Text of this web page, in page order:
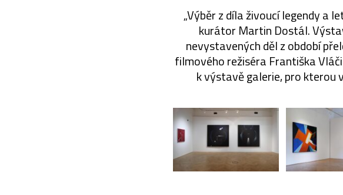
„Výběr z díla živoucí legendy a
kurátor Martin Dostál.
nevystavených děl z období
filmového režiséra Františka
k výstavě galerie, pro